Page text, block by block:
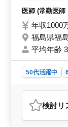
医師 (常勤医
年収1000
福島県福
平均年齢
50代活躍中
おすすめポ
＜経験を生
お持ちの方を
検討リ